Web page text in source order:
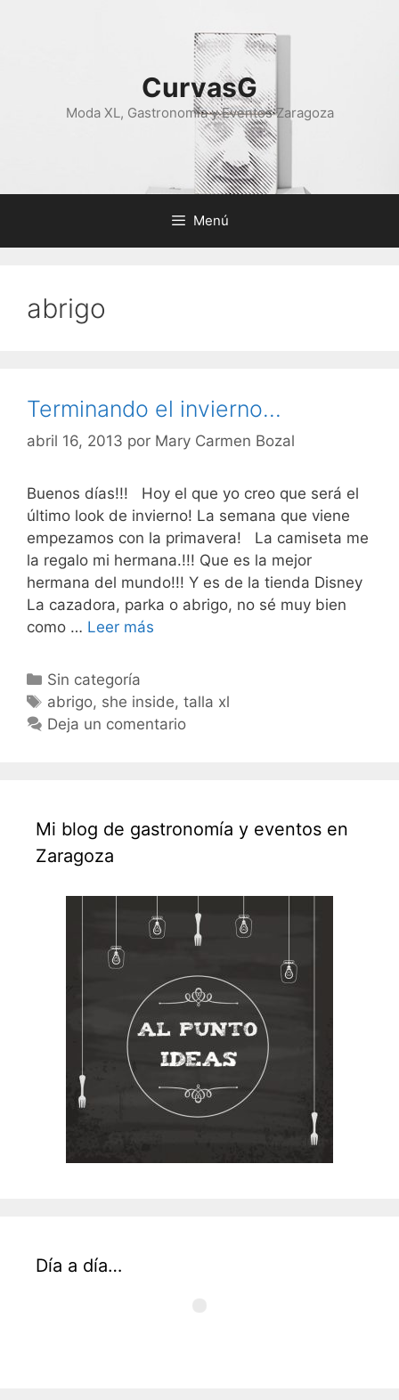
CurvasG
Moda XL, Gastronomía y Eventos Zaragoza
Menú
abrigo
Terminando el invierno…
abril 16, 2013 por Mary Carmen Bozal
Buenos días!!! Hoy el que yo creo que será el
último look de invierno! La semana que viene
empezamos con la primavera! La camiseta me
la regalo mi hermana.!!! Que es la mejor
hermana del mundo!!! Y es de la tienda Disney
La cazadora, parka o abrigo, no sé muy bien
como … Leer más
Categorías
Sin categoría
Etiquetas
abrigo, she inside,talla xl
Deja un comentario
Mi blog de gastronomía y eventos en
Zaragoza
Día a día…